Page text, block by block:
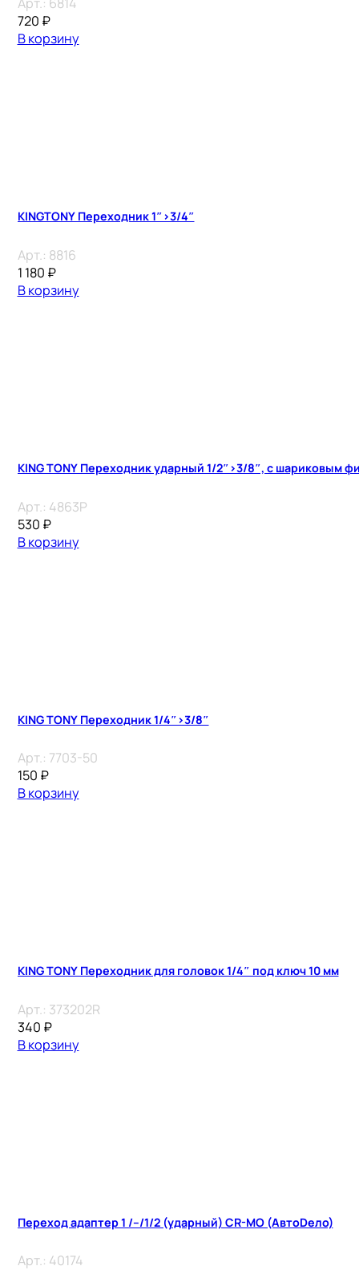
Арт.: 6814
720 ₽
В корзину
KINGTONY Переходник 1″>3/4″
Арт.: 8816
1 180 ₽
В корзину
KING TONY Переходник ударный 1/2″>3/8″, с шариковым
Арт.: 4863P
530 ₽
В корзину
KING TONY Переходник 1/4″>3/8″
Арт.: 7703-50
150 ₽
В корзину
KING TONY Переходник для головок 1/4″ под ключ 10 мм
Арт.: 373202R
340 ₽
В корзину
Переход адаптер 1 /–/1/2 (ударный) CR-MO (АвтоDело)
Арт.: 40174